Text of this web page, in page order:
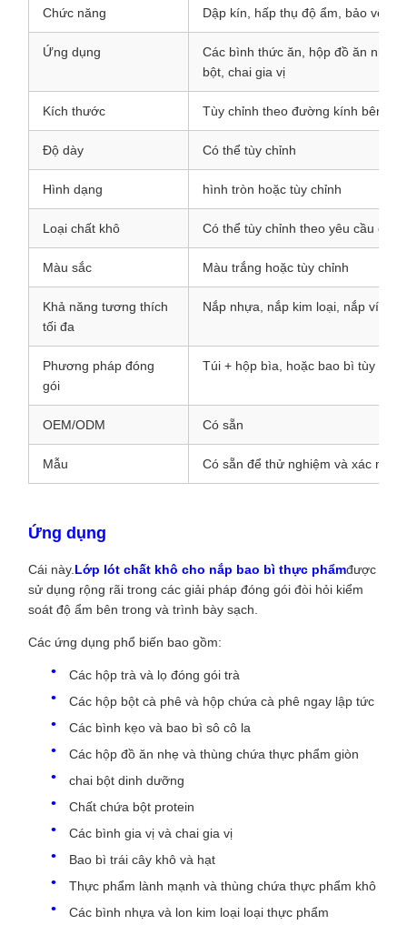
Chức năng Dập kín, hấp thụ độ ẩm, bảo vệ
Ứng dụng
Các bình thức ăn, hộp đồ ăn nhẹ,
bột, chai gia vị
Kích thước Tùy chỉnh theo đường kính bên
Độ dày Có thể tùy chỉnh
Hình dạng hình tròn hoặc tùy chỉnh
Loại chất khô Có thể tùy chỉnh theo yêu cầu của
Màu sắc Màu trắng hoặc tùy chỉnh
Khả năng tương thích
tối đa
Nắp nhựa, nắp kim loại, nắp vít,
Phương pháp đóng
gói
Túi + hộp bìa, hoặc bao bì tùy
OEM/ODM Có sẵn
Mẫu Có sẵn để thử nghiệm và xác nhận
Ứng dụng
Cái này. Lớp lót chất khô cho nắp bao bì thực phẩmđược
sử dụng rộng rãi trong các giải pháp đóng gói đòi hỏi kiểm
soát độ ẩm bên trong và trình bày sạch.
Các ứng dụng phổ biến bao gồm:
Các hộp trà và lọ đóng gói trà
Các hộp bột cà phê và hộp chứa cà phê ngay lập tức
Các bình kẹo và bao bì sô cô la
Các hộp đồ ăn nhẹ và thùng chứa thực phẩm giòn
chai bột dinh dưỡng
Chất chứa bột protein
Các bình gia vị và chai gia vị
Bao bì trái cây khô và hạt
Thực phẩm lành mạnh và thùng chứa thực phẩm khô
Các bình nhựa và lon kim loại loại thực phẩm